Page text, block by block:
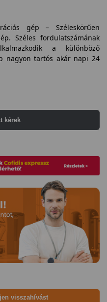
gép – Széleskörűen
Széles fordulatszámának
a különböző
nagyon tartós akár napi 24
kérek
visszahívást